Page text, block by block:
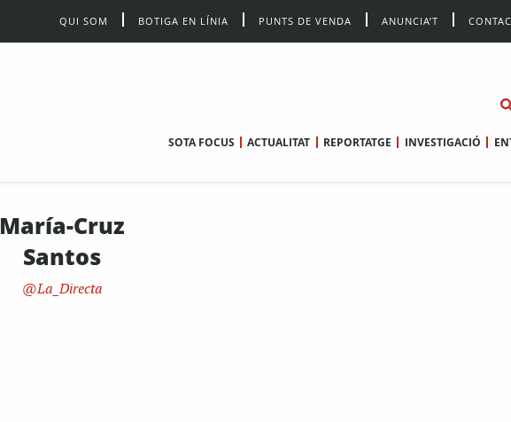
QUI SOM BOTIGA EN LÍNIA PUNTS DE VENDA ANUNCIA’T
SOTA FOCUS ACTUALITAT REPORTATGE INVESTIGACIÓ
María-Cruz
Santos
La_Directa